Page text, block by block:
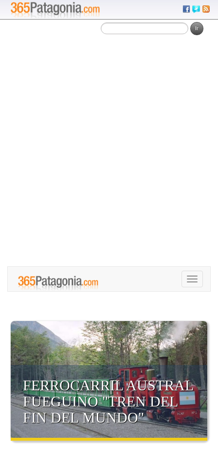
Toggle
FERROCARRIL AUSTRAL
FUEGUINO "TREN DEL
FIN DEL MUNDO"